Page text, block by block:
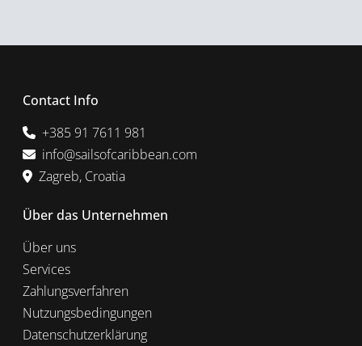
Contact Info
+385 91 7611 981
info@sailsofcaribbean.com
Zagreb, Croatia
Über das Unternehmen
Über uns
Services
Zahlungsverfahren
Nutzungsbedingungen
Datenschutzerklärung